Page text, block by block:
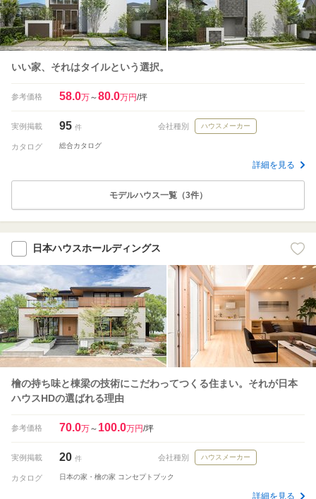
いい家、それはタイルという選択。
参考価格 58.0万～80.0万円/坪
実例掲載 95 件 会社種別 ハウスメーカー
カタログ 総合カタログ
詳細を見る
モデルハウス一覧（3件）
日本ハウスホールディングス
檜の持ち味と棟梁の技術にこだわってつくる住まい。それが日本
ハウスHDの選ばれる理由
参考価格 70.0万～ 100.0万円/坪
実例掲載 20 件 会社種別 ハウスメーカー
カタログ 日本の家・檜の家 コンセプトブック
詳細を見る